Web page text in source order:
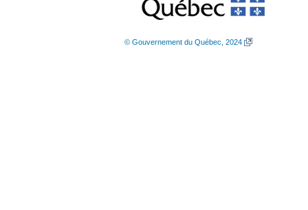
© Gouvernement du Québec, 2024